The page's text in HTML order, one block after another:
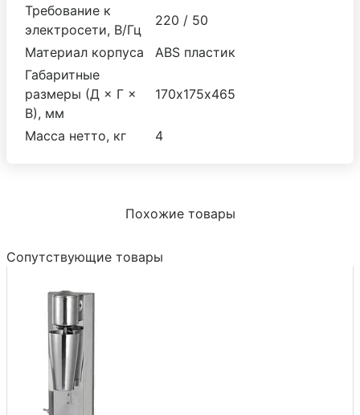
Требование к
электросети, В/Гц
220 / 50
Материал корпуса
ABS пластик
Габаритные
размеры (Д × Г ×
В), мм
170х175х465
Масса нетто, кг 4
Похожие товары
Сопутствующие товары